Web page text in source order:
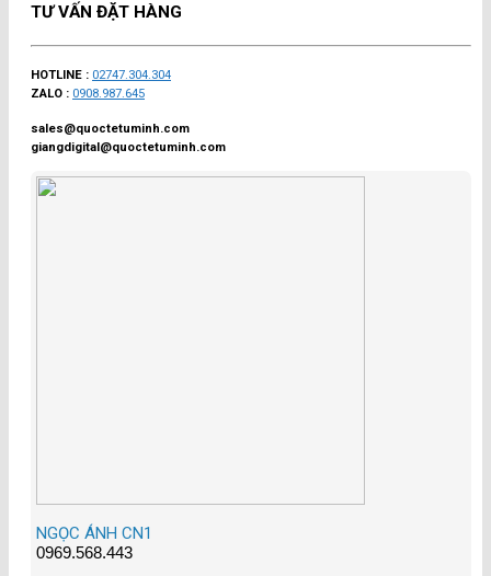
TƯ VẤN ĐẶT HÀNG
HOTLINE : 02747.304.304
ZALO : 0908.987.645
sales@quoctetuminh.com
giangdigital@quoctetuminh.com
NGỌC ÁNH CN1
0969.568.443